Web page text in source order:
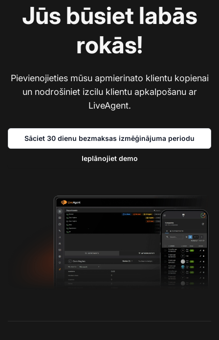
Jūs būsiet labās
rokās!
Pievienojieties mūsu apmierinato klientu kopienai
un nodrošiniet izcilu klientu apkalpošanu ar
LiveAgent.
Sāciet 30 dienu bezmaksas izmēģinājuma periodu
Ieplānojiet demo